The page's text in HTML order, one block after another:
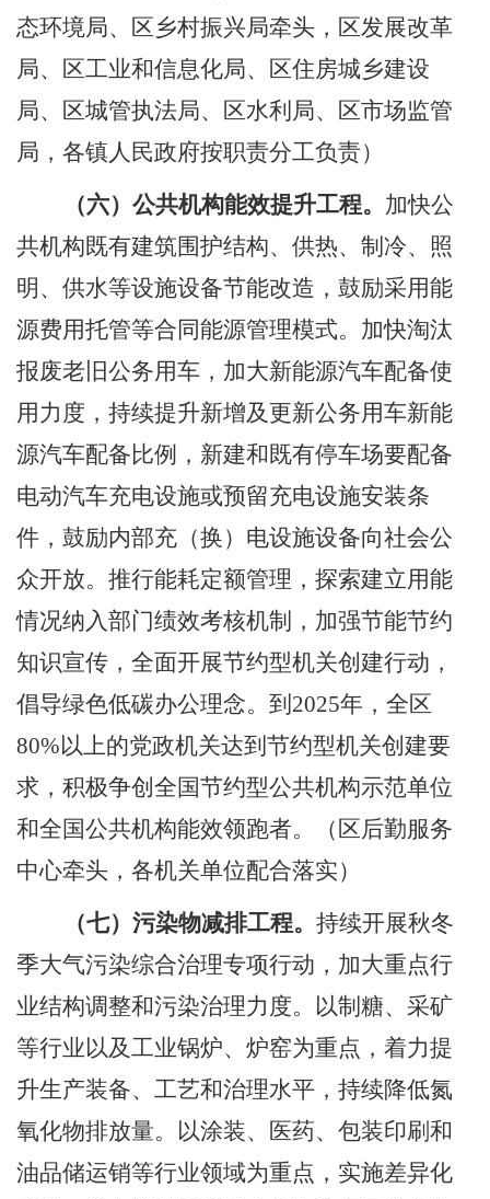
态环境局、区乡村振兴局牵头，区发展改革
局、区工业和信息化局、区住房城乡建设
局、区城管执法局、区水利局、区市场监管
局，各镇人民政府按职责分工负责）
（六）公共机构能效提升工程。 加快公
共机构既有建筑围护结构、供热、制冷、照
明、供水等设施设备节能改造，鼓励采用能
源费用托管等合同能源管理模式。加快淘汰
报废老旧公务用车，加大新能源汽车配备使
用力度，持续提升新增及更新公务用车新能
源汽车配备比例，新建和既有停车场要配备
电动汽车充电设施或预留充电设施安装条
件，鼓励内部充（换）电设施设备向社会公
众开放。推行能耗定额管理，探索建立用能
情况纳入部门绩效考核机制，加强节能节约
知识宣传，全面开展节约型机关创建行动，
倡导绿色低碳办公理念。到 2025年，全区
80%以上的党政机关达到节约型机关创建要
求，积极争创全国节约型公共机构示范单位
和全国公共机构能效领跑者。
（区后勤服务
中心牵头，各机关单位配合落实）
（七）污染物减排工程。 持续开展秋冬
季大气污染综合治理专项行动，加大重点行
业结构调整和污染治理力度。以制糖、采矿
等行业以及工业锅炉、炉窑为重点，着力提
升生产装备、工艺和治理水平，持续降低氮
氧化物排放量。以涂装、医药、包装印刷和
油品储运销等行业领域为重点，实施差异化